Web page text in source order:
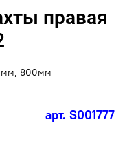
арт. S001777
правая
800мм